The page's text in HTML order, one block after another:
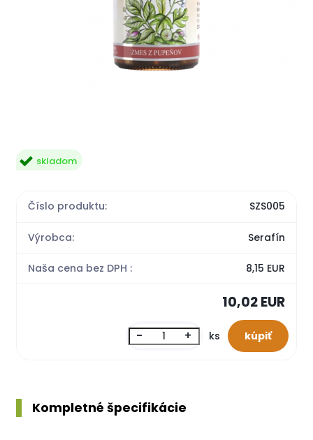
skladom
Číslo produktu: SZS005
Výrobca: Serafín
Naša cena bez DPH : 8,15 EUR
10,02 EUR
- + ks
Kompletné špecifikácie